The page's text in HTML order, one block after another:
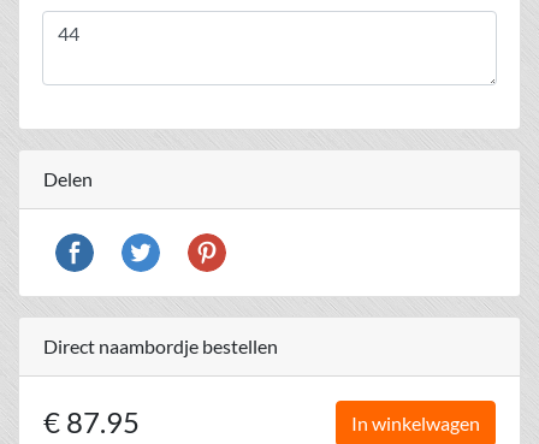
Delen
Direct naambordje bestellen
€ 87.95 In winkelwagen